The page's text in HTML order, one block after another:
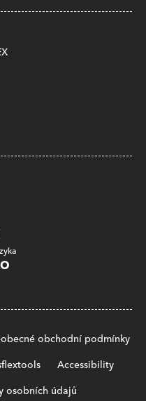
obchodní podmínky
Accessibility
osobních údajů